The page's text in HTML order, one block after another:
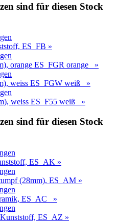
sind für diesen Stock
ES_FB »
orange ES_FGR orange »
weiss ES_FGW weiß »
weiss ES_F55 weiß »
sind für diesen Stock
ES_AK »
(28mm), ES_AM »
ES_AC »
ES_AZ »